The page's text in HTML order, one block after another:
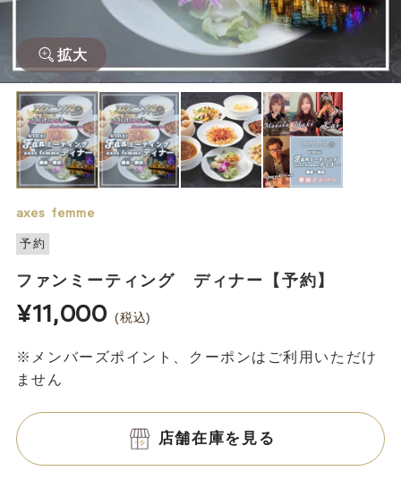
拡大
axes femme
予約
ファンミーティング ディナー【予約】
¥11,000 (税込)
※メンバーズポイント、クーポンはご利用いただけ
ません
店舗在庫を見る